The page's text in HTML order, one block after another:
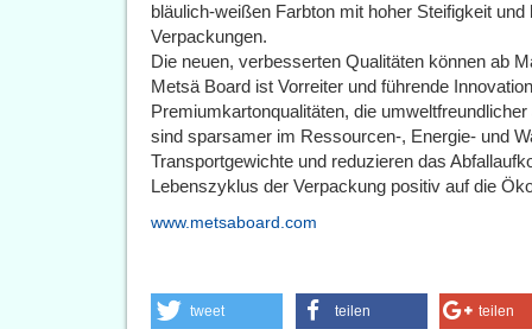
bläulich-weißen Farbton mit hoher Steifigkeit
Verpackungen.
Die neuen, verbesserten Qualitäten können ab
Metsä Board ist Vorreiter und führende
Premiumkartonqualitäten, die
sind sparsamer im Ressourcen-, Energie- und
Transportgewichte und reduzieren das
Lebenszyklus der Verpackung positiv auf die
www.metsaboard.com
tweet teilen teilen